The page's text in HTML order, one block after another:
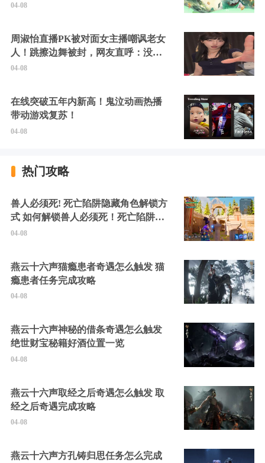
04-08
周淑怡直播PK被对面女主播嘲讽老女
人！跳擦边舞被封，网友直呼：没边
硬擦封的好！
04-08
在线突破五年内新高！鬼泣动画热播
带动游戏复苏！
04-08
热门攻略
兽人必须死! 死亡陷阱隐藏角色解锁方
式 如何解锁兽人必须死！死亡陷阱中
的隐藏角色
04-08
燕云十六声猫瘾患者奇遇怎么触发 猫
瘾患者任务完成攻略
04-08
燕云十六声神秘的借条奇遇怎么触发
绝世财宝秘籍好酒位置一览
04-08
燕云十六声取经之后奇遇怎么触发 取
经之后奇遇完成攻略
04-08
燕云十六声方孔铸归思任务怎么完成